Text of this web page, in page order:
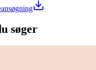
søger